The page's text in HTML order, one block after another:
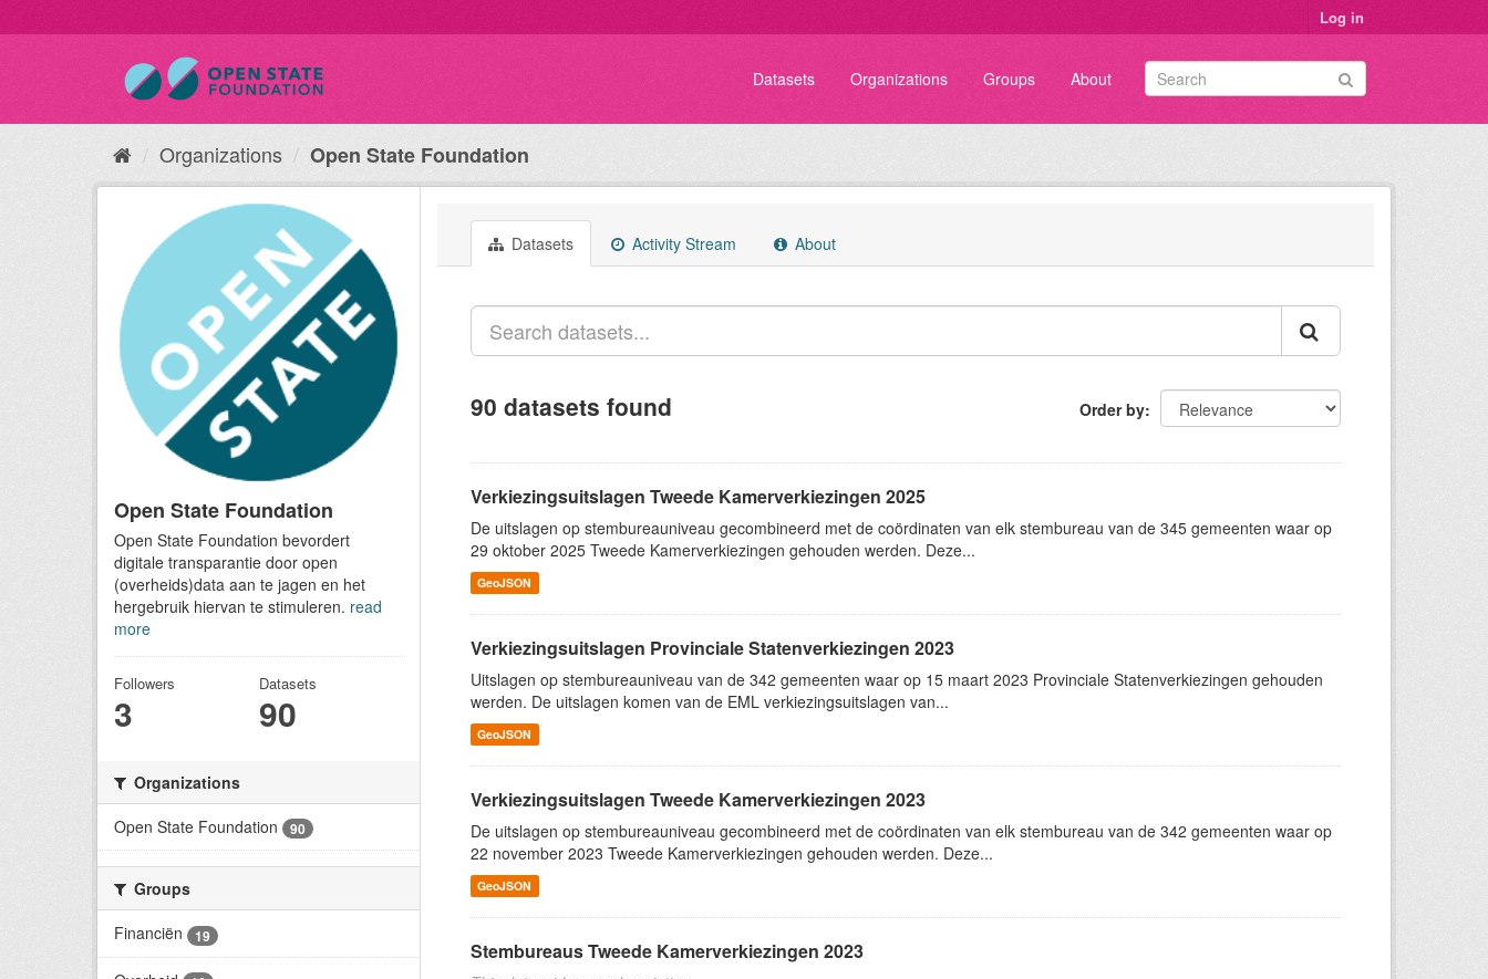
Log in
Datasets Organizations Groups About
Organizations Open State Foundation
Open State Foundation
Open State Foundation bevordert
digitale transparantie door open
(overheids)data aan te jagen en het
hergebruik hiervan te stimuleren. read
more
Followers
3
Datasets
90
Organizations
Open State Foundation
90
Groups
Financiën
19
Datasets Activity Stream About
Order by
90 datasets found
Verkiezingsuitslagen Tweede Kamerverkiezingen 2025
De uitslagen op stembureauniveau gecombineerd met de coördinaten van elk stembureau van de 345 gemeenten waar op
29 oktober 2025 Tweede Kamerverkiezingen gehouden werden. Deze...
GeoJSON
Verkiezingsuitslagen Provinciale Statenverkiezingen 2023
Uitslagen op stembureauniveau van de 342 gemeenten waar op 15 maart 2023 Provinciale Statenverkiezingen gehouden
werden. De uitslagen komen van de EML verkiezingsuitslagen van...
GeoJSON
Verkiezingsuitslagen Tweede Kamerverkiezingen 2023
De uitslagen op stembureauniveau gecombineerd met de coördinaten van elk stembureau van de 342 gemeenten waar op
22 november 2023 Tweede Kamerverkiezingen gehouden werden. Deze...
GeoJSON
Stembureaus Tweede Kamerverkiezingen 2023